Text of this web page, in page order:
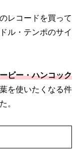
レコードを買って
ル・テンポのサイ
ビー・ハンコック
を使いたくなる件
。